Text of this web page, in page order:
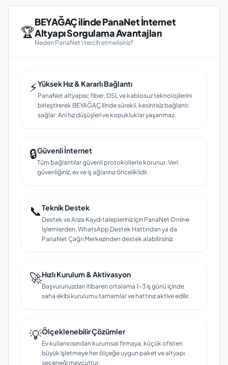
🏆
BEYAĞAÇ ilinde PanaNet İnternet
Altyapı Sorgulama Avantajları
Neden PanaNet'i tercih etmelisiniz?
⚡Yüksek Hız & Kararlı Bağlantı
PanaNet altyapısı; fiber, DSL ve kablosuz teknolojilerini
birleştirerek BEYAĞAÇ ilinde sürekli, kesintisiz bağlantı
sağlar. Ani hız düşüşleri ve kopukluklar yaşanmaz.
🔒Güvenli İnternet
Tüm bağlantılar güvenli protokollerle korunur. Veri
güvenliğiniz, ev ve iş ağlarınız önceliklidir.
📞Teknik Destek
Destek ve Arıza Kaydı talepleriniz için PanaNet Online
İşlemlerden, WhatsApp Destek Hattından ya da
PanaNet Çağrı Merkezinden destek alabilirsiniz.
🚀Hızlı Kurulum & Aktivasyon
Başvurunuzdan itibaren ortalama 1–3 iş günü içinde
saha ekibi kurulumu tamamlar ve hattınız aktive edilir.
💡Ölçeklenebilir Çözümler
Ev kullanıcısından kurumsal firmaya, küçük ofisten
büyük işletmeye her ölçeğe uygun paket ve altyapı
seçeneği mevcuttur.